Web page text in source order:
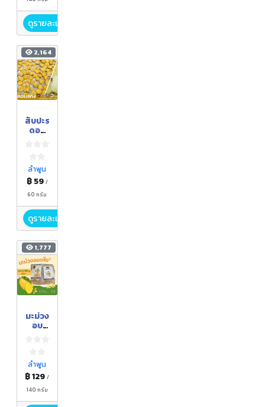
ดูรายละเอียด
2,164
สับปะร
ดอบ
ลำพูน
฿ 59 /
60 กรัม
ดูรายละเอียด
1,777
มะม่วง
อบ
ลำพูน
฿ 129/
140 กรัม